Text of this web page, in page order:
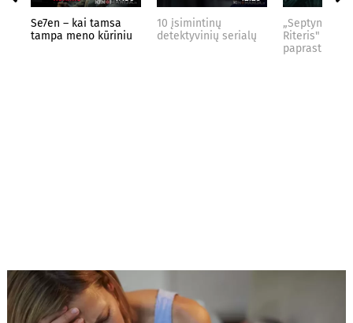
Se7en – kai tamsa
tampa meno kūriniu
10 įsimintinų
detektyvinių serialų
„Septynių
Riteris" – kai
paprastumas